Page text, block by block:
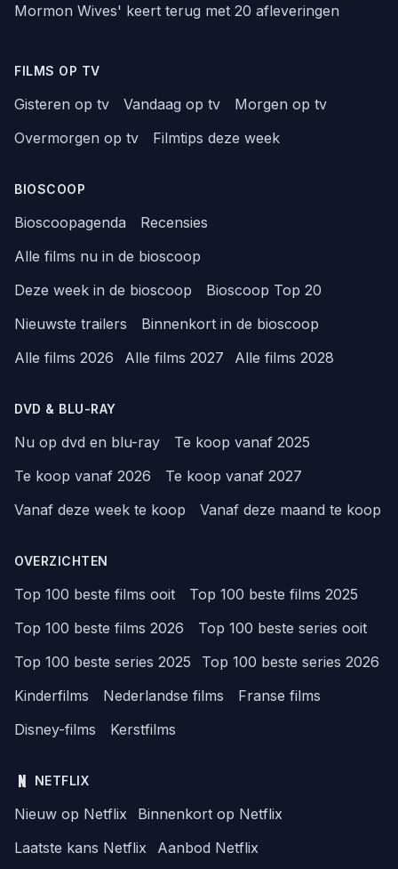
Mormon Wives' keert terug met 20 afleveringen
FILMS OP TV
Gisteren op tv Vandaag op tv
Morgen op tv
Overmorgen op tv
Filmtips deze week
BIOSCOOP
Bioscoopagenda
Recensies
Alle films nu in de bioscoop
Deze week in de bioscoop
Bioscoop Top 20
Nieuwste trailers
Binnenkort in de bioscoop
Alle films 2026
Alle films 2027 Alle films 2028
DVD & BLU-RAY
Nu op dvd en blu-ray
Te koop vanaf 2025
Te koop vanaf 2026
Te koop vanaf 2027
Vanaf deze week te koop
Vanaf deze maand te koop
OVERZICHTEN
Top 100 beste films ooit
Top 100 beste films 2025
Top 100 beste films 2026
Top 100 beste series ooit
Top 100 beste series 2025
Top 100 beste series 2026
Kinderfilms
Nederlandse films
Franse films
Disney-films
Kerstfilms
NETFLIX
Nieuw op Netflix
Binnenkort op Netflix
Laatste kans Netflix
Aanbod Netflix